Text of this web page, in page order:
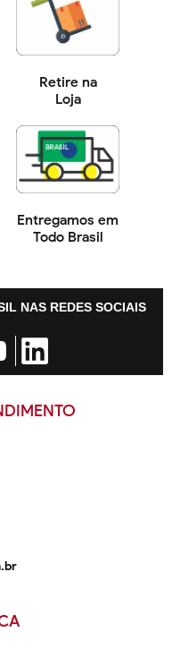
Retire na
Loja
Entregamos em
Todo Brasil
NAS REDES SOCIAIS